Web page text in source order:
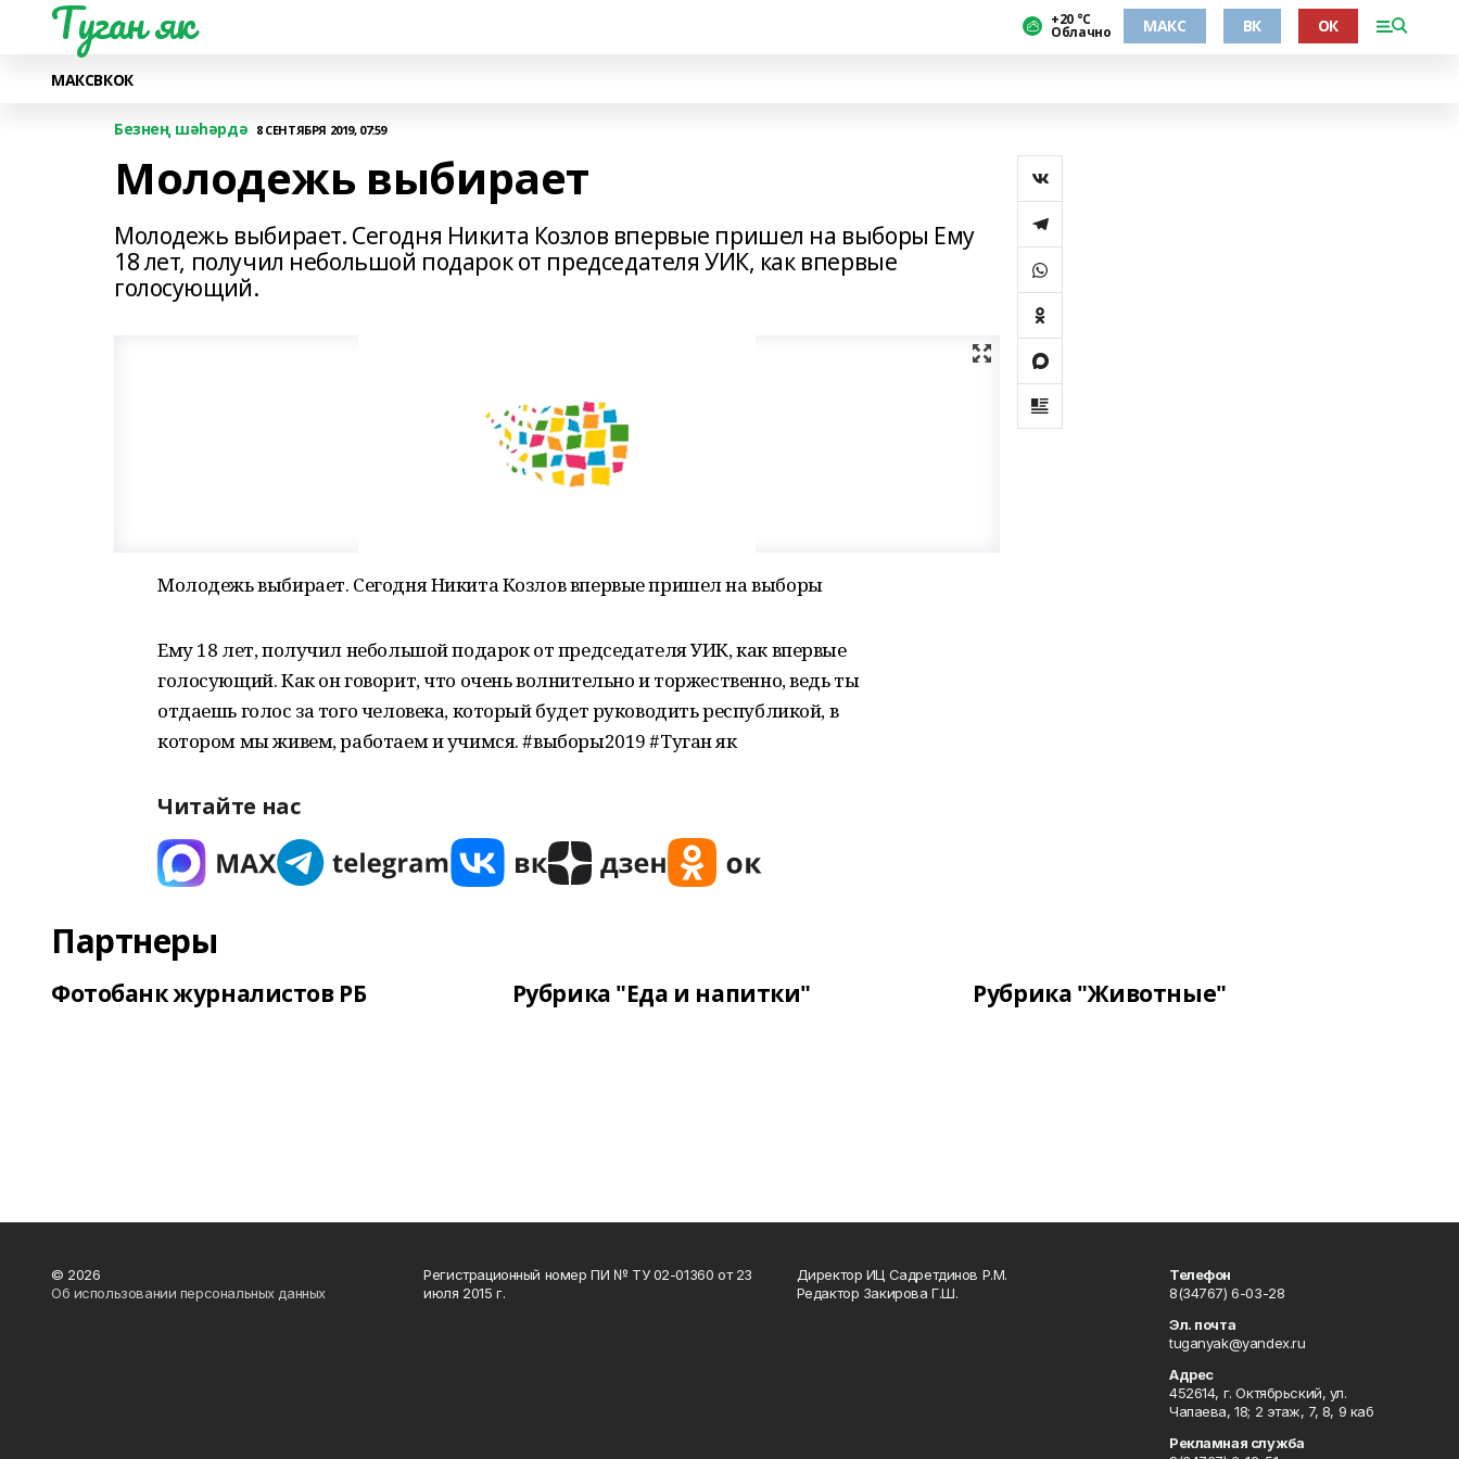
Туган як +20 °С
Облачно МАКС ВК ОК
МАКСВКОК
Безнең шәһәрдә 8 СЕНТЯБРЯ 2019, 07:59
Молодежь выбирает
Молодежь выбирает. Сегодня Никита Козлов впервые пришел на выборы Ему
18 лет, получил небольшой подарок от председателя УИК, как впервые
голосующий.
Молодежь выбирает. Сегодня Никита Козлов впервые пришел на выборы
Ему 18 лет, получил небольшой подарок от председателя УИК, как впервые
голосующий. Как он говорит, что очень волнительно и торжественно, ведь ты
отдаешь голос за того человека, который будет руководить республикой, в
котором мы живем, работаем и учимся. #выборы2019 #Туган як
Читайте нас
Партнеры
Фотобанк журналистов РБ Рубрика "Еда и напитки" Рубрика "Животные"
© 2026
Об использовании персональных данных
Регистрационный номер ПИ № ТУ 02-01360 от 23
июля 2015 г.
Директор ИЦ Садретдинов Р.М.
Редактор Закирова Г.Ш.
Телефон
8(34767) 6-03-28
Эл. почта
tuganyak@yandex.ru
Адрес
452614, г. Октябрьский, ул.
Чапаева, 18; 2 этаж, 7, 8, 9 каб
Рекламная служба